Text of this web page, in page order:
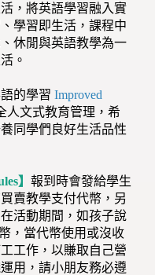
，將英語學習融入實
學習即生活，課程中
休閒與英語教學為一
。
語的學習Improved
人文式教育管理，希
同學們良好生活品性
】報到時會發給學生
賣教學支付代幣，另
活動期間，如孩子說
，當代幣使用或沒收
工作，以賺取自己營
用，請小朋友務必遵